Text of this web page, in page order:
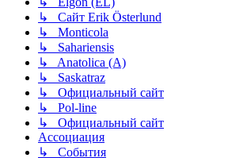
↳ Сайт Erik Österlund
↳ Monticola
↳ Sahariensis
↳ Anatolica (A)
↳ Saskatraz
↳ Официальный сайт
↳ Pol-line
↳ Официальный сайт
Ассоциация
↳ События